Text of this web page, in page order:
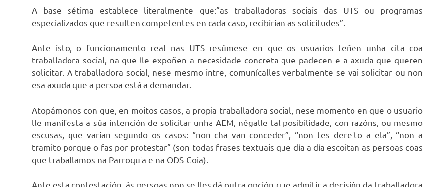
A base sétima establece literalmente que:”as traballadoras sociais das UTS ou programas
especializados que resulten competentes en cada caso, recibirían as solicitudes”.
Ante isto, o funcionamento real nas UTS resúmese en que os usuarios teñen unha cita coa
traballadora social, na que lle expoñen a necesidade concreta que padecen e a axuda que queren
solicitar. A traballadora social, nese mesmo intre, comunícalles verbalmente se vai solicitar ou non
esa axuda que a persoa está a demandar.
Atopámonos con que, en moitos casos, a propia traballadora social, nese momento en que o usuario
lle manifesta a súa intención de solicitar unha AEM, négalle tal posibilidade, con razóns, ou mesmo
escusas, que varían segundo os casos: “non cha van conceder”, “non tes dereito a ela”, “non a
tramito porque o fas por protestar” (son todas frases textuais que día a día escoitan as persoas coas
que traballamos na Parroquia e na ODS-Coia).
Ante esta contestación, ás persoas non se lles dá outra opción que admitir a decisión da traballadora